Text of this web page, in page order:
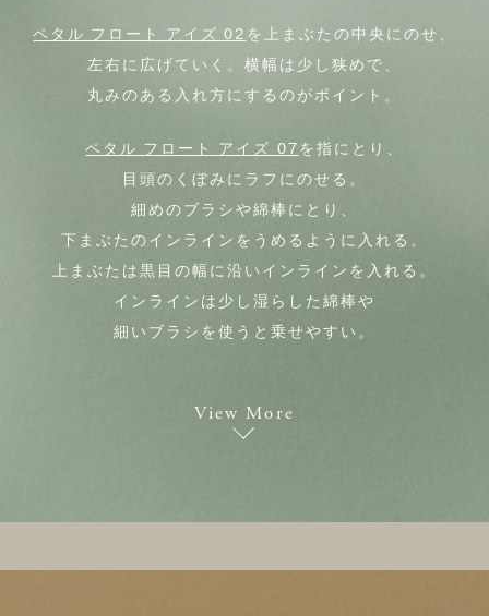
ペタル フロート アイズ 02 を上まぶたの中央にのせ、
左右に広げていく。横幅は少し狭めで、
丸みのある入れ方にするのがポイント。
ペタル フロート アイズ 07 を指にとり、
目頭のくぼみにラフにのせる。
細めのブラシや綿棒にとり、
下まぶたのインラインをうめるように入れる。
上まぶたは黒目の幅に沿いインラインを入れる。
インラインは少し湿らした綿棒や
細いブラシを使うと乗せやすい。
View More